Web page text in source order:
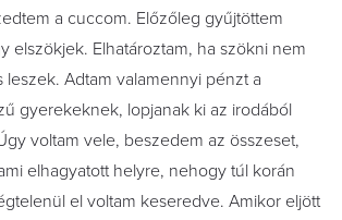
a cuccom. Előzőleg gyűjtöttem
elszökjek. Elhatároztam, ha szökni nem
leszek. Adtam valamennyi pénzt a
gyerekeknek, lopjanak ki az irodából
voltam vele, beszedem az összeset,
elhagyatott helyre, nehogy túl korán
el voltam keseredve. Amikor eljött